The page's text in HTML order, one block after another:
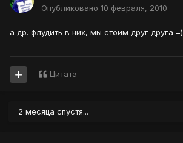
Опубликовано 10 февраля, 2010
а др. флудить в них, мы стоим друг друга =)
Цитата
2 месяца спустя...